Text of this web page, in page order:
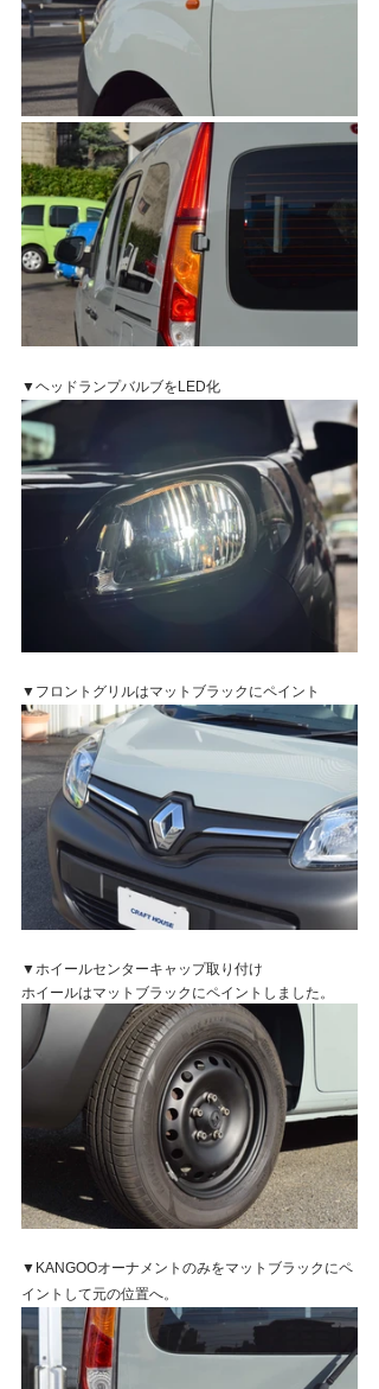
▼ヘッドランプバルブをLED化
▼フロントグリルはマットブラックにペイント
▼ホイールセンターキャップ取り付け
ホイールはマットブラックにペイントしました。
▼KANGOOオーナメントのみをマットブラックにペ
イントして元の位置へ。